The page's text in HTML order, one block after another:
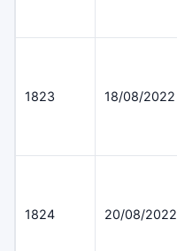
1823 18/08/2022
1824 20/08/2022